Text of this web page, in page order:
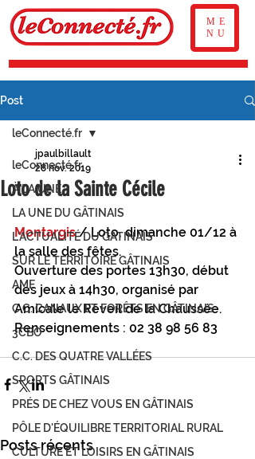
ME
NU
Post
leConnecté.fr
À LA UNE
LA UNE DU GÂTINAIS
L'ACTUALITÉ DU GÂTINAIS
SUR LE TERRITOIRE GÂTINAIS
AME
C.C. CANAUX ET FORÊTS EN GÂTINAIS
3CBO
C.C. DES QUATRE VALLÉES
SPORTS GÂTINAIS
PRÉS DE CHEZ VOUS EN GÂTINAIS
PÔLE D'ÉQUILIBRE TERRITORIAL RURAL
CULTURE ET LOISIRS EN GÂTINAIS
leConnecté.fr
Loto de la Sainte Cécile
jpaulbillault
28 nov. 2019
Montargis / Loto, dimanche 01/12 à
la salle des fêtes.
Ouverture des portes 13h30, début
des jeux à 14h30, organisé par
Amicale le Réveil de la Chaussée.
Renseignements : 02 38 98 56 83
Posts récents